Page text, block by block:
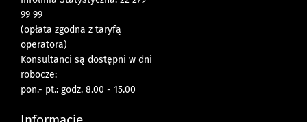
99 99
(opłata zgodna z taryfą
operatora)
Konsultanci są dostępni w dni
robocze:
pon.- pt.: godz. 8.00 - 15.00